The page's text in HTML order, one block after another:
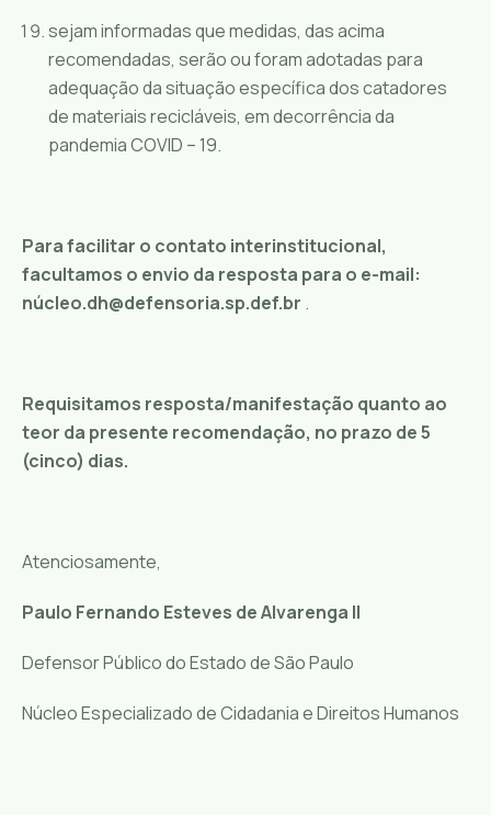
sejam informadas que medidas, das acima
recomendadas, serão ou foram adotadas para
adequação da situação específica dos catadores
de materiais recicláveis, em decorrência da
pandemia COVID – 19.
Para facilitar o contato interinstitucional,
facultamos o envio da resposta para o e-mail:
núcleo.dh@defensoria.sp.def.br .
Requisitamos resposta/manifestação quanto ao
teor da presente recomendação, no prazo de 5
(cinco) dias.
Atenciosamente,
Paulo Fernando Esteves de Alvarenga II
Defensor Público do Estado de São Paulo
Núcleo Especializado de Cidadania e Direitos Humanos